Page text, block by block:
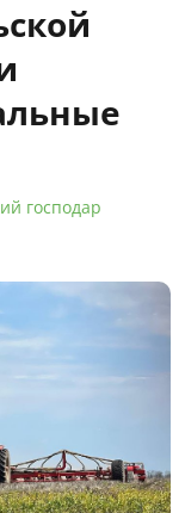
господар